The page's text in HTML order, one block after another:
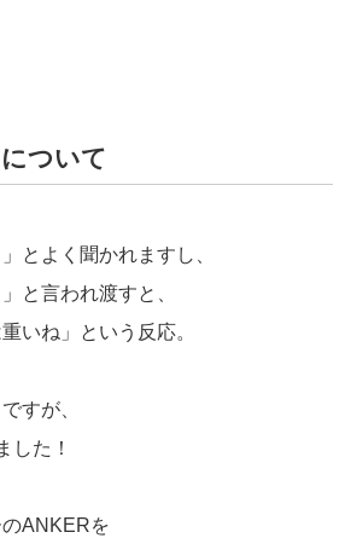
ついて
とよく聞かれますし、
と言われ渡すと、
いね」という反応。
すが、
した！
ANKERを